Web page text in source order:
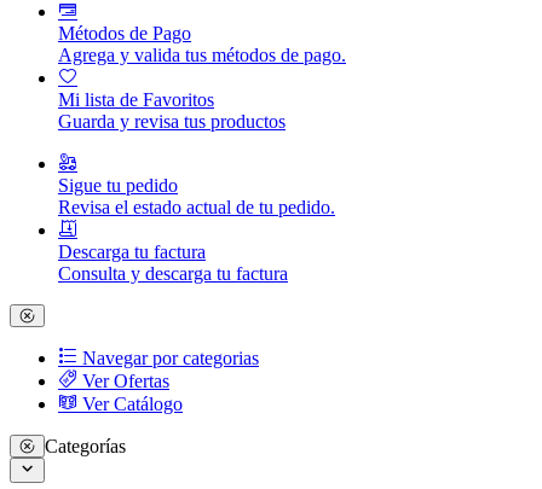
Métodos de Pago
Agrega y valida tus métodos de pago.
Mi lista de Favoritos
Guarda y revisa tus productos
Sigue tu pedido
Revisa el estado actual de tu pedido.
Descarga tu factura
Consulta y descarga tu factura
Navegar por categorias
Ver Ofertas
Ver Catálogo
Categorías